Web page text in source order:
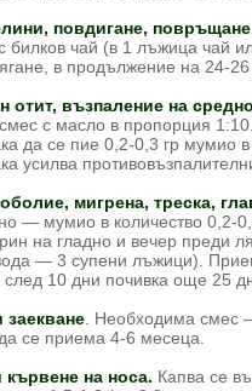
повдигане, повръщане
билков чай (в 1 лъжица чай
в продължение на 24-
отит, възпаление на
с масло в пропорция
да се пие 0,2-0,3 гр мумио
усилва
мигрена, треска,
— мумио в количество 0,2-
на гладно и вечер преди
— 3 супени лъжици).
след 10 дни почивка още 25
заекване . Необходима смес
се приема 4-6 месеца.
кървене на носа. Капва се